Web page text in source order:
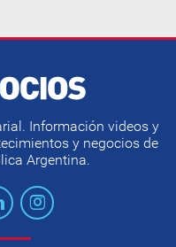
Información videos y
y negocios de
Argentina.